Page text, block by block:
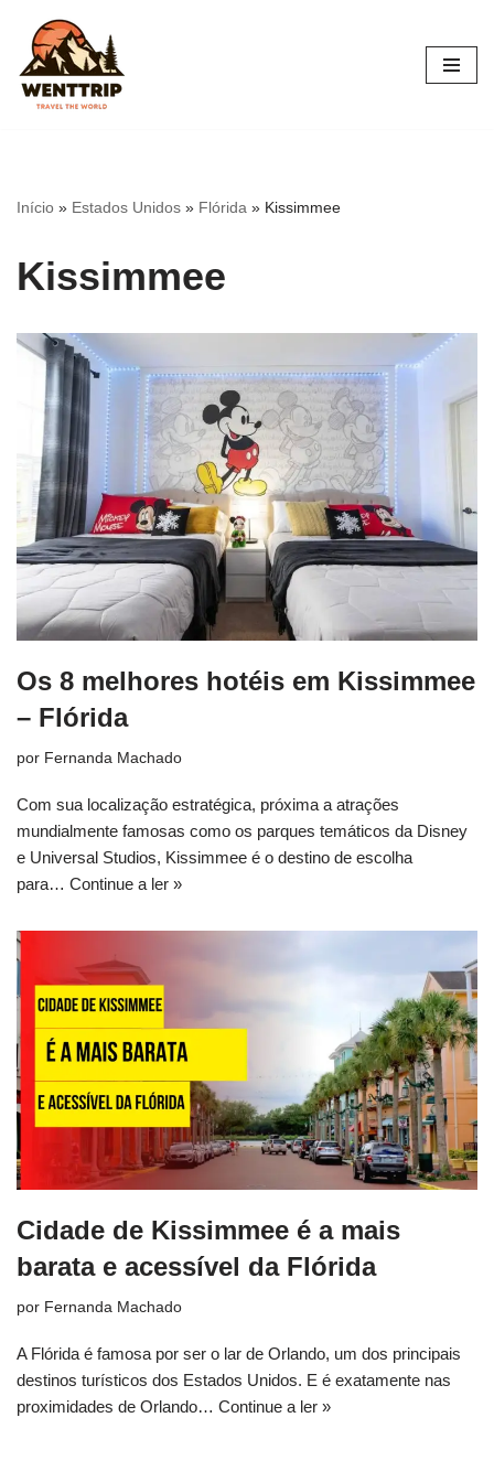
Pular
para
Início » Estados Unidos » Flórida » Kissimmee
Kissimmee
Os 8 melhores hotéis em Kissimmee
– Flórida
por Fernanda Machado
Com sua localização estratégica, próxima a atrações
mundialmente famosas como os parques temáticos da Disney
e Universal Studios, Kissimmee é o destino de escolha
para… Continue a ler »
Cidade de Kissimmee é a mais
barata e acessível da Flórida
por Fernanda Machado
A Flórida é famosa por ser o lar de Orlando, um dos principais
destinos turísticos dos Estados Unidos. E é exatamente nas
proximidades de Orlando… Continue a ler »